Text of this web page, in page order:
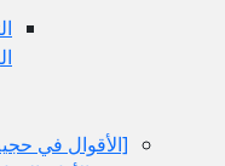
[الأقوال في